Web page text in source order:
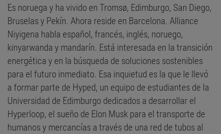
Es noruega y ha vivido en Tromsø, Edimburgo, San Diego,
Bruselas y Pekín. Ahora reside en Barcelona. Alliance
Niyigena habla español, francés, inglés, noruego,
kinyarwanda y mandarín. Está interesada en la transición
energética y en la búsqueda de soluciones sostenibles
para el futuro inmediato. Esa inquietud es la que le llevó
a formar parte de Hyped, un equipo de estudiantes de la
Universidad de Edimburgo dedicados a desarrollar el
Hyperloop, el sueño de Elon Musk para el transporte de
humanos y mercancías a través de una red de tubos al